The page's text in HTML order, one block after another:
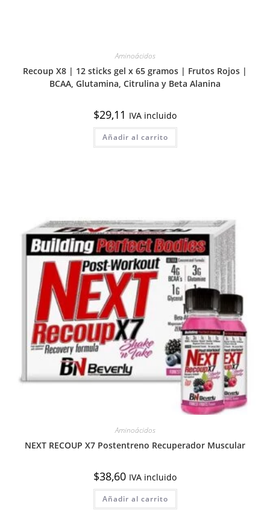
Aminoácidos
Recoup X8 | 12 sticks gel x 65 gramos | Frutos Rojos |
BCAA, Glutamina, Citrulina y Beta Alanina
$29,11 IVA incluido
Añadir al carrito
Aminoácidos
NEXT RECOUP X7 Postentreno Recuperador Muscular
$38,60 IVA incluido
Añadir al carrito